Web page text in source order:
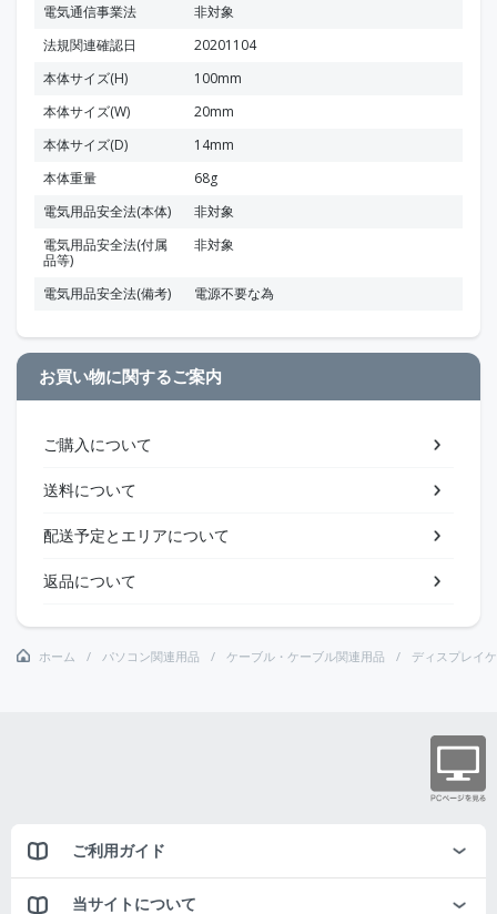
電気通信事業法
非対象
法規関連確認日
20201104
本体サイズ(H)
100mm
本体サイズ(W)
20mm
本体サイズ(D)
14mm
本体重量
68g
電気用品安全法(本体)
非対象
電気用品安全法(付属
品等)
非対象
電気用品安全法(備考) 電源不要な為
お買い物に関するご案内
ご購入について
送料について
配送予定とエリアについて
返品について
ホーム パソコン関連用品 ケーブル・ケーブル関連用品 ディスプレイ
ご利用ガイド
当サイトについて